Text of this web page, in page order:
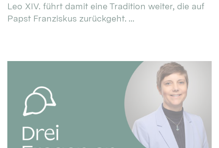
Leo XIV. führt damit eine Tradition weiter, die auf
Papst Franziskus zurückgeht. ...